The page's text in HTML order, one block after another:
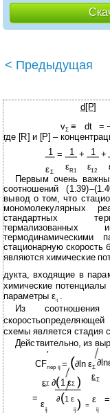
< Предыдущая
d[P]
vΣ ≡ dt =
где [R] и [P] –
1
= 1 + 1 +
εΣ
εR1 ε12
Первым очень
соотношений
вывод о том, что
мономолекулярных
стандартных
термализованных
термодинамическими
стационарную скорость
являются химические
дукта, входящие в
химические
параметры εij .
Из
схемы является стадия
Действительно, из
′
CFпер ij= (∂ln εΣ
εΣ∂(1 εΣ ) εΣ
=
ε ∂(1 ε ) =
ε
ij ij ij